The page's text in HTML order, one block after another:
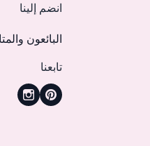
انضم إلينا
البائعون
تابعنا